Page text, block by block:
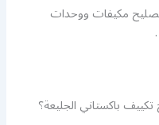
مكيفات ووحدات
باكستاني الجليعة؟